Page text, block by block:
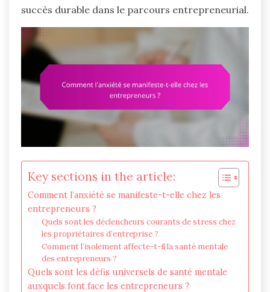
succès durable dans le parcours entrepreneurial.
Key sections in the article:
Comment l’anxiété se manifeste-t-elle chez les
entrepreneurs ?
Quels sont les déclencheurs courants de stress chez
les propriétaires d’entreprise ?
Comment l’isolement affecte-t-il la santé mentale
des entrepreneurs ?
Quels sont les défis universels de santé mentale
auxquels font face les entrepreneurs ?